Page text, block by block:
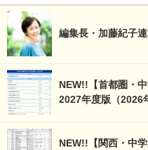
編集長・加藤紀子
NEW!!【首都圏・
2027年度版（2026
NEW!!【関西・中